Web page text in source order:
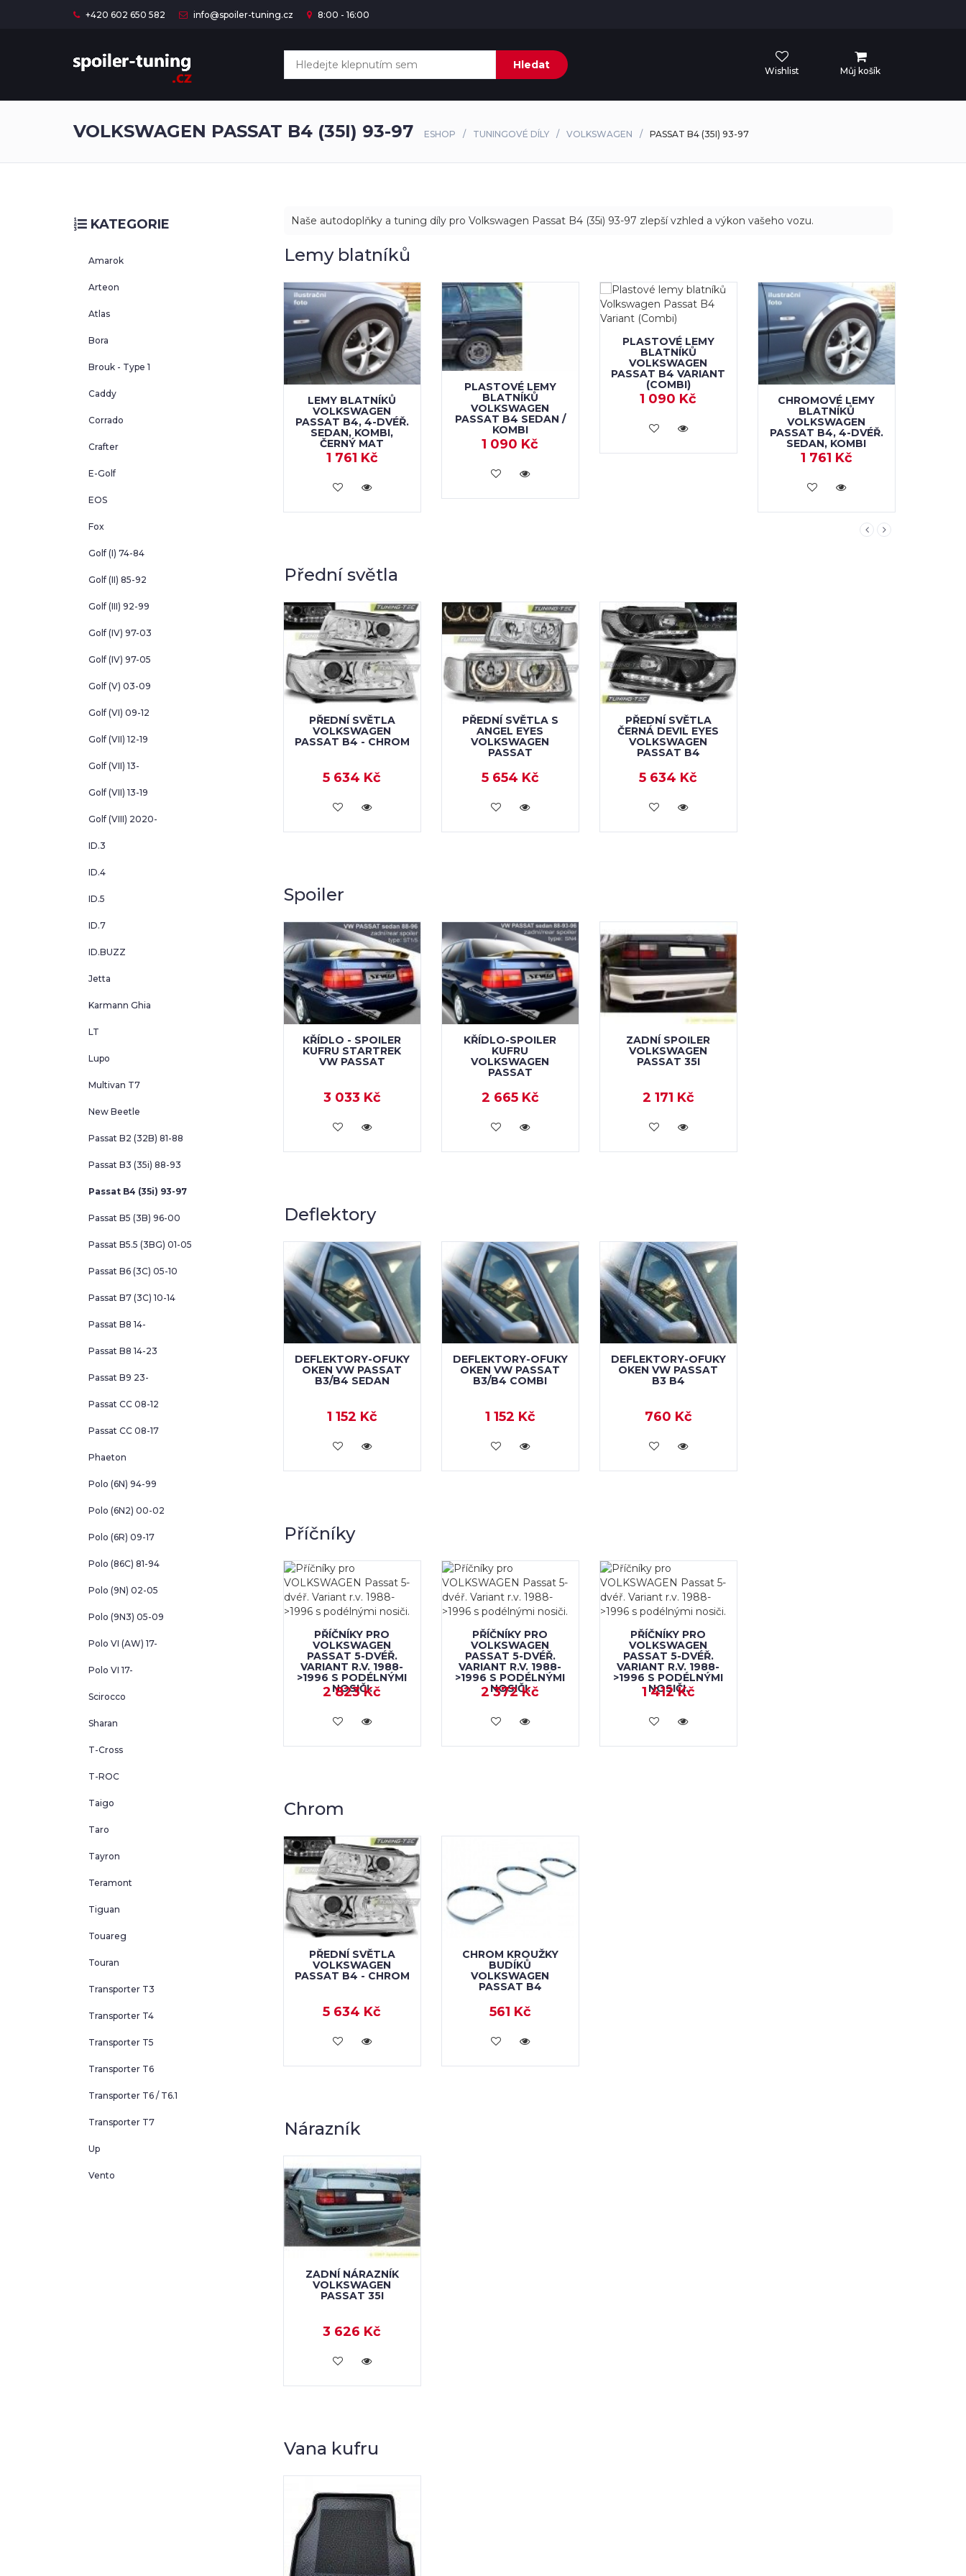
+420 602 650 582 info@spoiler-tuning.cz 8:00 - 16:00
Hledat Wishlist Můj košík
VOLKSWAGEN PASSAT B4 (35I) 93-97 ESHOP TUNINGOVÉ DÍLY VOLKSWAGEN PASSAT B4 (35I) 93-97
KATEGORIE
Amarok
Arteon
Atlas
Bora
Brouk - Type 1
Caddy
Corrado
Crafter
E-Golf
EOS
Fox
Golf (I) 74-84
Golf (II) 85-92
Golf (III) 92-99
Golf (IV) 97-03
Golf (IV) 97-05
Golf (V) 03-09
Golf (VI) 09-12
Golf (VII) 12-19
Golf (VII) 13-
Golf (VII) 13-19
Golf (VIII) 2020-
ID.3
ID.4
ID.5
ID.7
ID.BUZZ
Jetta
Karmann Ghia
LT
Lupo
Multivan T7
New Beetle
Passat B2 (32B) 81-88
Passat B3 (35i) 88-93
Passat B4 (35i) 93-97
Passat B5 (3B) 96-00
Passat B5.5 (3BG) 01-05
Passat B6 (3C) 05-10
Passat B7 (3C) 10-14
Passat B8 14-
Passat B8 14-23
Passat B9 23-
Passat CC 08-12
Passat CC 08-17
Phaeton
Polo (6N) 94-99
Polo (6N2) 00-02
Polo (6R) 09-17
Polo (86C) 81-94
Polo (9N) 02-05
Polo (9N3) 05-09
Polo VI (AW) 17-
Polo VI 17-
Scirocco
Sharan
T-Cross
T-ROC
Taigo
Taro
Tayron
Teramont
Tiguan
Touareg
Touran
Transporter T3
Transporter T4
Transporter T5
Transporter T6
Transporter T6 / T6.1
Transporter T7
Up
Vento
Naše autodoplňky a tuning díly pro Volkswagen Passat B4 (35i) 93-97 zlepší vzhled a výkon vašeho vozu.
Lemy blatníků
LEMY BLATNÍKŮ
VOLKSWAGEN
PASSAT B4, 4-DVÉŘ.
SEDAN, KOMBI,
ČERNÝ MAT
1 761 Kč
KOUPIT
PLASTOVÉ LEMY
BLATNÍKŮ
VOLKSWAGEN
PASSAT B4 SEDAN /
KOMBI
1 090 Kč
KOUPIT
PLASTOVÉ LEMY
BLATNÍKŮ
VOLKSWAGEN
PASSAT B4 VARIANT
(COMBI)
1 090 Kč
KOUPIT
CHROMOVÉ LEMY
BLATNÍKŮ
VOLKSWAGEN
PASSAT B4, 4-DVÉŘ.
SEDAN, KOMBI
1 761 Kč
KOUPIT
Přední světla
PŘEDNÍ SVĚTLA
VOLKSWAGEN
PASSAT B4 - CHROM
5 634 Kč
KOUPIT
PŘEDNÍ SVĚTLA S
ANGEL EYES
VOLKSWAGEN
PASSAT
5 654 Kč
KOUPIT
PŘEDNÍ SVĚTLA
ČERNÁ DEVIL EYES
VOLKSWAGEN
PASSAT B4
5 634 Kč
KOUPIT
Spoiler
KŘÍDLO - SPOILER
KUFRU STARTREK
VW PASSAT
3 033 Kč
KOUPIT
KŘÍDLO-SPOILER
KUFRU
VOLKSWAGEN
PASSAT
2 665 Kč
KOUPIT
ZADNÍ SPOILER
VOLKSWAGEN
PASSAT 35I
2 171 Kč
KOUPIT
Deflektory
DEFLEKTORY-OFUKY
OKEN VW PASSAT
B3/B4 SEDAN
1 152 Kč
KOUPIT
DEFLEKTORY-OFUKY
OKEN VW PASSAT
B3/B4 COMBI
1 152 Kč
KOUPIT
DEFLEKTORY-OFUKY
OKEN VW PASSAT
B3 B4
760 Kč
KOUPIT
Příčníky
PŘÍČNÍKY PRO
VOLKSWAGEN
PASSAT 5-DVÉŘ.
VARIANT R.V. 1988-
>1996 S PODÉLNÝMI
NOSIČI.
2 823 Kč
KOUPIT
PŘÍČNÍKY PRO
VOLKSWAGEN
PASSAT 5-DVÉŘ.
VARIANT R.V. 1988-
>1996 S PODÉLNÝMI
NOSIČI.
2 372 Kč
KOUPIT
PŘÍČNÍKY PRO
VOLKSWAGEN
PASSAT 5-DVÉŘ.
VARIANT R.V. 1988-
>1996 S PODÉLNÝMI
NOSIČI.
1 412 Kč
KOUPIT
Chrom
PŘEDNÍ SVĚTLA
VOLKSWAGEN
PASSAT B4 - CHROM
5 634 Kč
KOUPIT
CHROM KROUŽKY
BUDÍKŮ
VOLKSWAGEN
PASSAT B4
561 Kč
KOUPIT
Nárazník
ZADNÍ NÁRAZNÍK
VOLKSWAGEN
PASSAT 35I
3 626 Kč
KOUPIT
Vana kufru